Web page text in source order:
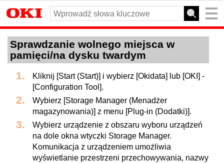
Sprawdzanie wolnego miejsca w
pamięci/na dysku twardym
Kliknij [Start (Start)] i wybierz [Okidata] lub [OKI] -
[Configuration Tool].
Wybierz [Storage Manager (Menadżer
magazynowania)] z menu [Plug-in (Dodatki)].
Wybierz urządzenie z obszaru wyboru urządzeń
na dole okna wtyczki Storage Manager.
Komunikacja z urządzeniem umożliwia
wyświetlanie przestrzeni przechowywania, nazwy